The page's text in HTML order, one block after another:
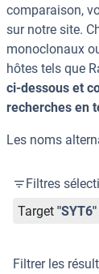
comparaison,
sur notre site.
monoclonaux
hôtes tels que
ci-dessous et
recherches en
Les noms
Filtres
Target "SYT6"
Filtrer les